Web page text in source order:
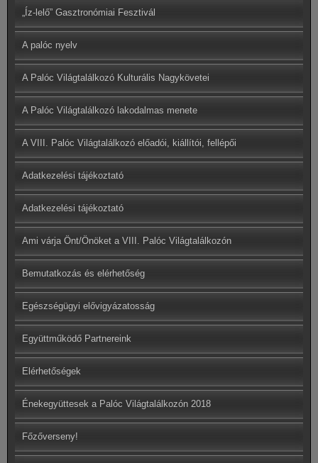
„Íz-lelő” Gasztronómiai Fesztivál
A palóc nyelv
A Palóc Világtalálkozó Kulturális Nagykövetei
A Palóc Világtalálkozó lakodalmas menete
A VIII. Palóc Világtalálkozó előadói, kiállítói, fellépői
Adatkezelési tájékoztató
Adatkezelési tájékoztató
Ami várja Önt/Önöket a VIII. Palóc Világtalálkozón
Bemutatkozás és elérhetőség
Egészségügyi elővigyázatosság
Együttműködő Partnereink
Elérhetőségek
Énekegyüttesek a Palóc Világtalálkozón 2018
Főzőverseny!